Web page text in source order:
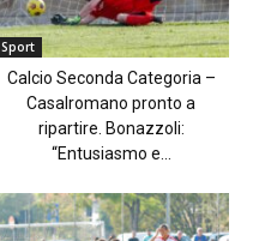
Sport
Calcio Seconda Categoria –
Casalromano pronto a
ripartire. Bonazzoli:
“Entusiasmo e...